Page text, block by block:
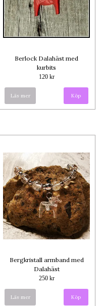
Berlock Dalahäst med
kurbits
120 kr
Läs mer Köp
Bergkristall armband med
Dalahäst
250 kr
Läs mer Köp